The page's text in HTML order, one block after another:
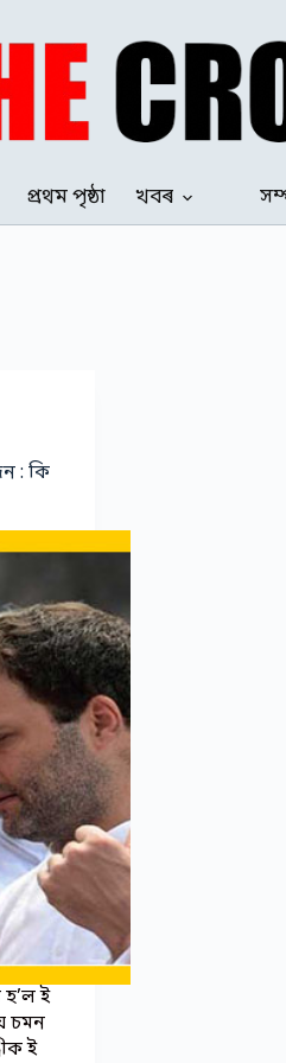
প্ৰথম পৃষ্ঠা খবৰ
: কি
হ’ল ই
চমন
ই